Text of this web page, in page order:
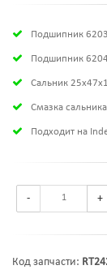
Подшипник
Подшипник
Сальник
Смазка
Подходит на
- +
Код запчасти: